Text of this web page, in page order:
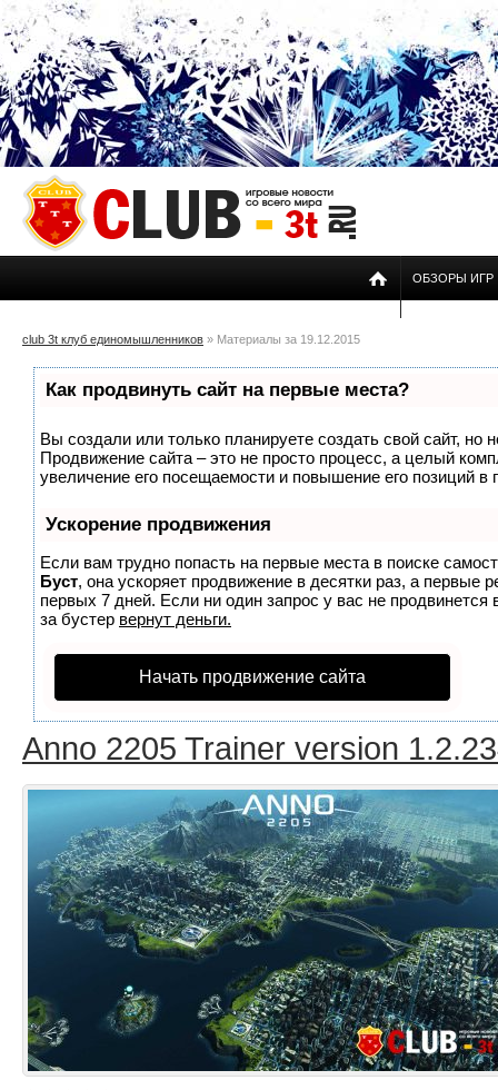
ОБЗОРЫ ИГР
club 3t клуб единомышленников » Материалы за 19.12.2015
Как продвинуть сайт на первые места?
Вы создали или только планируете создать свой сайт, но
Продвижение сайта – это не просто процесс, а целый
увеличение его посещаемости и повышение его позиций в
Ускорение продвижения
Если вам трудно попасть на первые места в поиске
Буст, она ускоряет продвижение в десятки раз, а первые
первых 7 дней. Если ни один запрос у вас не продвинется
за бустер вернут деньги.
Начать продвижение сайта
Anno 2205 Trainer version